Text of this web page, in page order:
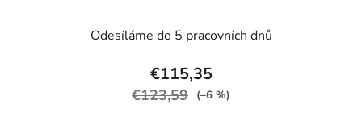
Odesíláme do 5 pracovních dnů
€115,35
€123,59 (–6 %)